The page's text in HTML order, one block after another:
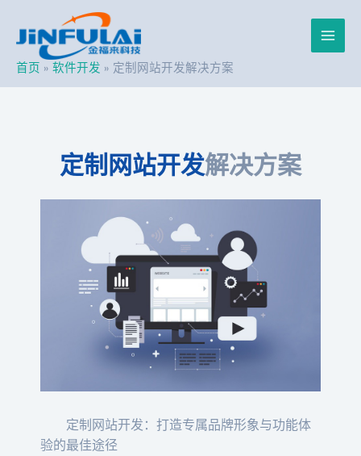
Main
首页 软件开发 定制网站开发解决方案
定制网站开发解决方案
定制网站开发：打造专属品牌形象与功能体
验的最佳途径
navigation